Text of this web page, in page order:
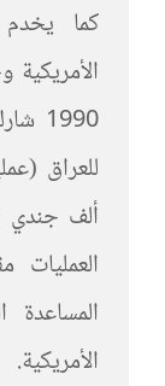
كما يخدم
الأمريكية
ألف جندي
المساعدة
الأمريكية.